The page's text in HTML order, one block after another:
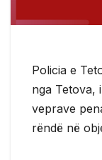
Policia e
nga Tetova,
veprave
rëndë në